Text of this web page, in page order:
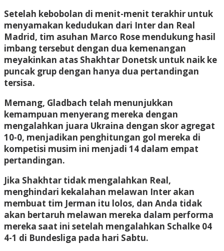
Setelah kebobolan di menit-menit terakhir untuk
menyamakan kedudukan dari Inter dan Real
Madrid, tim asuhan Marco Rose mendukung hasil
imbang tersebut dengan dua kemenangan
meyakinkan atas Shakhtar Donetsk untuk naik ke
puncak grup dengan hanya dua pertandingan
tersisa.
Memang, Gladbach telah menunjukkan
kemampuan menyerang mereka dengan
mengalahkan juara Ukraina dengan skor agregat
10-0, menjadikan penghitungan gol mereka di
kompetisi musim ini menjadi 14 dalam empat
pertandingan.
Jika Shakhtar tidak mengalahkan Real,
menghindari kekalahan melawan Inter akan
membuat tim Jerman itu lolos, dan Anda tidak
akan bertaruh melawan mereka dalam performa
mereka saat ini setelah mengalahkan Schalke 04
4-1 di Bundesliga pada hari Sabtu.